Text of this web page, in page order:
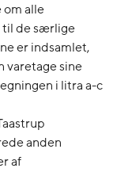
alle
til de særlige
er indsamlet,
varetage sine
i litra a-c
anden
af